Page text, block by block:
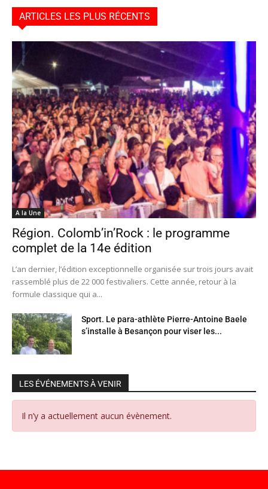
ARTICLES LES PLUS RÉCENTS
A la Une
Région. Colomb’in’Rock : le programme
complet de la 14e édition
L’an dernier, l’édition exceptionnelle organisée sur trois jours avait
rassemblé plus de 22 000 festivaliers. Cette année, retour à la
formule classique qui a...
Sport. Le para-athlète Pierre-Antoine Baele
s’installe à Besançon pour viser les...
LES ÉVÉNEMENTS À VENIR
Il n’y a actuellement aucun évènement.